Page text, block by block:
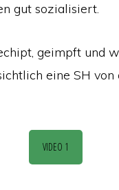
gut sozialisiert.
geimpft und
eine SH
VIDEO 1